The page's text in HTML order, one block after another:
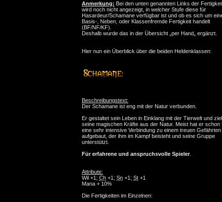
Anmerkung: Bei den unten genannten Links der
wird noch nicht angezeigt, in welcher Stufe diese für
Hasardeur/Schamane verfügbar ist und ob es sich um
Basis-, Neben, oder Klassenfremde Fertigkeit handelt
(BF/NF/KF).
Deshalb wurde das in der Übersicht „per Hand„ ergänzt.
Hier nun ein Überblick über die beiden Heldenklassen:
Beschreibungstext:
Der Schamane ist eng mit der Natur verbunden.
Er gestaltet sein Leben in Einklang mit der Tierwelt und
seine magischen Kräfte aus der Natur. Meist hat er schon
eine sehr intensive Verbindung zu einem treuen Gefährten
aufgebaut, der ihm im Kampf beisteht und seine Gruppe
unterstützt.
Für erfahrene und anspruchsvolle Spieler.
Attribute:
Wil +1; Ch +1; Sn +1; St +1
Mana + 10%
Die Fertigkeiten im Einzelnen: